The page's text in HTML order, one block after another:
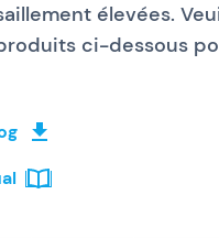
élevées.
ci-dessous